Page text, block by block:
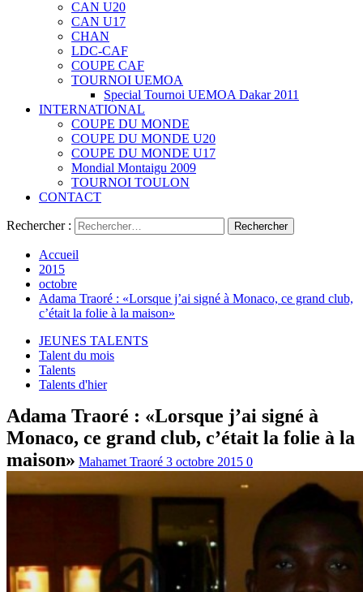
CAN U20
CAN U17
CHAN
LDC-CAF
COUPE CAF
TOURNOI UEMOA
Special Tournoi UEMOA Dakar 2011
INTERNATIONAL
COUPE DU MONDE
COUPE DU MONDE U20
COUPE DU MONDE U17
Mondial Montaigu 2009
TOURNOI TOULON
CONTACT
Rechercher :
Accueil
2015
octobre
Adama Traoré : «Lorsque j’ai signé à Monaco, ce grand club,
c’était la folie à la maison»
JEUNES TALENTS
Talent du mois
Talents
Talents d'hier
Adama Traoré : «Lorsque j’ai signé à
Monaco, ce grand club, c’était la folie à la
maison» Mahamet Traoré 3 octobre 2015 0